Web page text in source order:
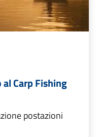
Carp Fishing
postazioni